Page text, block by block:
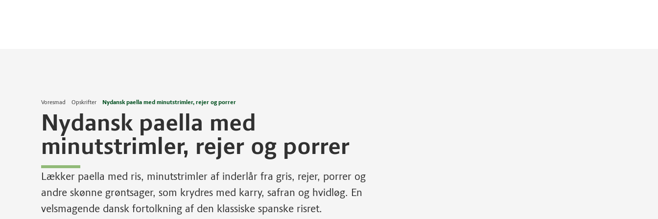
Voresmad Opskrifter Nydansk paella med minutstrimler, rejer og porrer
Nydansk paella med
minutstrimler, rejer og porrer
Lækker paella med ris, minutstrimler af inderlår fra gris, rejer, porrer og
andre skønne grøntsager, som krydres med karry, safran og hvidløg. En
velsmagende dansk fortolkning af den klassiske spanske risret.